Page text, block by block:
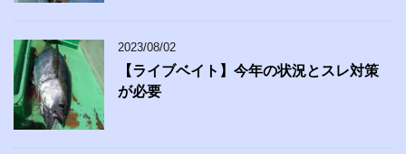
2023/08/02
【ライブベイト】今年の状況とスレ対策
が必要